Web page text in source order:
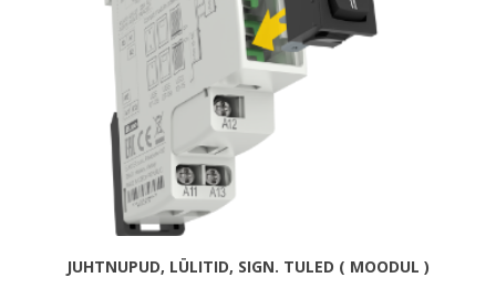
JUHTNUPUD, LÜLITID, SIGN. TULED ( MOODUL )